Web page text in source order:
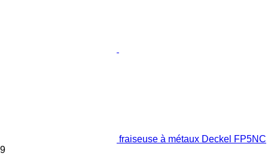
fraiseuse à métaux Deckel FP5NC
9